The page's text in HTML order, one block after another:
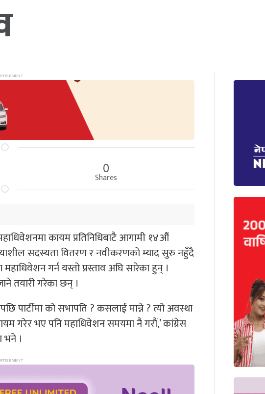
0
Shares
कायम प्रतिनिधिबाटै आगामी १४औं
सदस्यता वितरण र नवीकरणको म्याद सुरु नहुँदै
गर्न यस्तो प्रस्ताव अघि सारेका हुन् ।
तयारी गरेका छन् ।
पार्टीमा को सभापति ? कसलाई मान्ने ? त्यो अवस्था
गरेर भए पनि महाधिवेशन समयमा नै गरौं,’ कांग्रेस
भने ।